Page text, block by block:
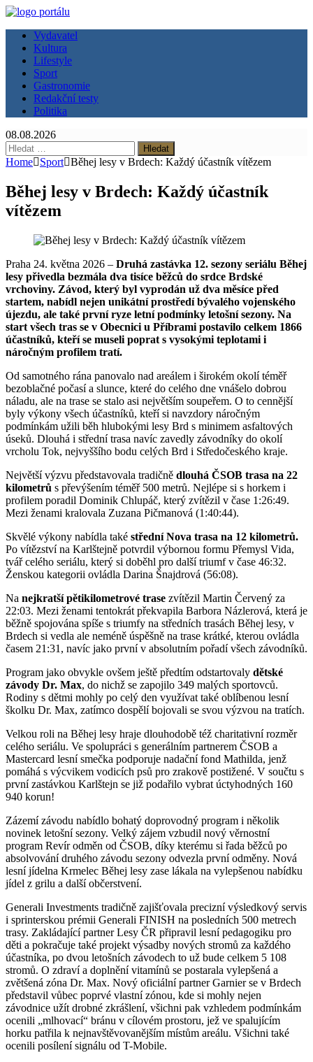
Vydavatel
Kultura
Lifestyle
Sport
Gastronomie
Redakční testy
Politika
08.08.2026
Vyhledávání
Home
Sport Běhej lesy v Brdech: Každý účastník vítězem
Běhej lesy v Brdech: Každý účastník
vítězem
Praha 24. května 2026 – Druhá zastávka 12. sezony seriálu Běhej
lesy přivedla bezmála dva tisíce běžců do srdce Brdské
vrchoviny. Závod, který byl vyprodán už dva měsíce před
startem, nabídl nejen unikátní prostředí bývalého vojenského
újezdu, ale také první ryze letní podmínky letošní sezony. Na
start všech tras se v Obecnici u Příbrami postavilo celkem 1866
účastníků, kteří se museli poprat s vysokými teplotami i
náročným profilem tratí.
Od samotného rána panovalo nad areálem i širokém okolí téměř
bezoblačné počasí a slunce, které do celého dne vnášelo dobrou
náladu, ale na trase se stalo asi největším soupeřem. O to cennější
byly výkony všech účastníků, kteří si navzdory náročným
podmínkám užili běh hlubokými lesy Brd s minimem asfaltových
úseků. Dlouhá i střední trasa navíc zavedly závodníky do okolí
vrcholu Tok, nejvyššího bodu celých Brd i Středočeského kraje.
Největší výzvu představovala tradičně dlouhá ČSOB trasa na 22
kilometrů s převýšením téměř 500 metrů. Nejlépe si s horkem i
profilem poradil Dominik Chlupáč, který zvítězil v čase 1:26:49.
Mezi ženami kralovala Zuzana Pičmanová (1:40:44).
Skvělé výkony nabídla také střední Nova trasa na 12 kilometrů.
Po vítězství na Karlštejně potvrdil výbornou formu Přemysl Vida,
tvář celého seriálu, který si doběhl pro další triumf v čase 46:32.
Ženskou kategorii ovládla Darina Šnajdrová (56:08).
Na nejkratší pětikilometrové trase zvítězil Martin Červený za
22:03. Mezi ženami tentokrát překvapila Barbora Názlerová, která je
běžně spojována spíše s triumfy na středních trasách Běhej lesy, v
Brdech si vedla ale neméně úspěšně na trase krátké, kterou ovládla
časem 21:31, navíc jako první v absolutním pořadí všech závodníků.
Program jako obvykle ovšem ještě předtím odstartovaly dětské
závody Dr. Max, do nichž se zapojilo 349 malých sportovců.
Rodiny s dětmi mohly po celý den využívat také oblíbenou lesní
školku Dr. Max, zatímco dospělí bojovali se svou výzvou na tratích.
Velkou roli na Běhej lesy hraje dlouhodobě též charitativní rozměr
celého seriálu. Ve spolupráci s generálním partnerem ČSOB a
Mastercard lesní smečka podporuje nadační fond Mathilda, jenž
pomáhá s výcvikem vodicích psů pro zrakově postižené. V součtu s
první zastávkou Karlštejn se již podařilo vybrat úctyhodných 160
940 korun!
Zázemí závodu nabídlo bohatý doprovodný program i několik
novinek letošní sezony. Velký zájem vzbudil nový věrnostní
program Revír odměn od ČSOB, díky kterému si řada běžců po
absolvování druhého závodu sezony odvezla první odměny. Nová
lesní jídelna Krmelec Běhej lesy zase lákala na vylepšenou nabídku
jídel z grilu a další občerstvení.
Generali Investments tradičně zajišťovala precizní výsledkový servis
i sprinterskou prémii Generali FINISH na posledních 500 metrech
trasy. Zakládající partner Lesy ČR připravil lesní pedagogiku pro
děti a pokračuje také projekt výsadby nových stromů za každého
účastníka, po dvou letošních závodech to už bude celkem 5 108
stromů. O zdraví a doplnění vitamínů se postarala vylepšená a
zvětšená zóna Dr. Max. Nový oficiální partner Garnier se v Brdech
představil vůbec poprvé vlastní zónou, kde si mohly nejen
závodnice užít drobné zkrášlení, všichni pak vzhledem podmínkám
ocenili „mlhovací“ bránu v cílovém prostoru, jež ve spalujícím
horku patřila k nejnavštěvovanějším místům areálu. Všichni také
ocenili posílení signálu od T-Mobile.